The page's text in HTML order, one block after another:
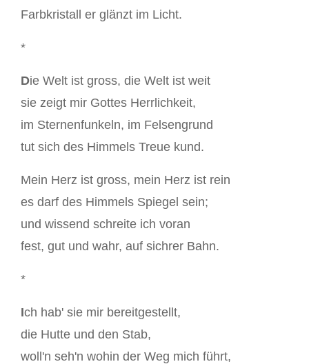
Farbkristall er glänzt im Licht.
*
Die Welt ist gross, die Welt ist weit
sie zeigt mir Gottes Herrlichkeit,
im Sternenfunkeln, im Felsengrund
tut sich des Himmels Treue kund.
Mein Herz ist gross, mein Herz ist rein
es darf des Himmels Spiegel sein;
und wissend schreite ich voran
fest, gut und wahr, auf sichrer Bahn.
*
Ich hab' sie mir bereitgestellt,
die Hutte und den Stab,
woll'n seh'n wohin der Weg mich führt,